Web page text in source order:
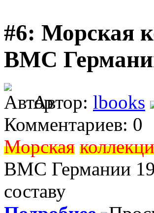
#6: Морская
ВМС
Автор: lbooks
Комментариев: 0
Морская
ВМС Германии
составу